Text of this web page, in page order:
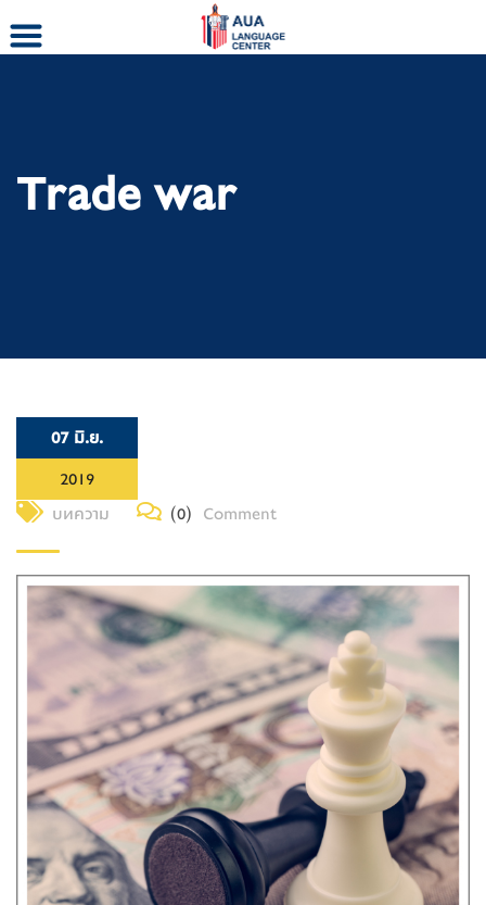
Trade war
07 มิ.ย.
2019
บทความ
(0) Comment